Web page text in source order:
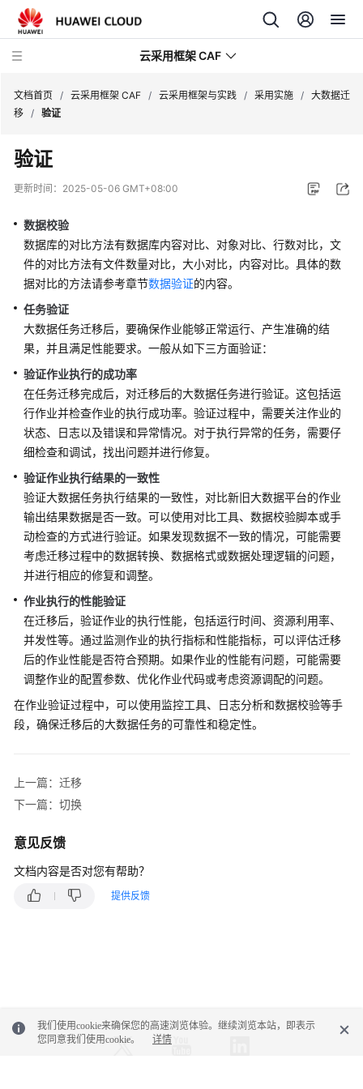
云采用框架 CAF
云
采
用
架
与
实
践
云
采
用
架
简
介
制
定
略
顶
层
规
划
调
研
估
方
计
用
实
施
团
文档首页 / 云采用框架 CAF / 云采用框架与实践 / 采用实施 / 大数据迁
移 / 验证
验证
更新时间： 2025-05-06 GMT+08:00
数据校验
数据库的对比方法有数据库内容对比、对象对比、行数对比，文
件的对比方法有文件数量对比，大小对比，内容对比。具体的数
据对比的方法请参考章节数据验证的内容。
任务验证
大数据任务迁移后，要确保作业能够正常运行、产生准确的结
果，并且满足性能要求。一般从如下三方面验证：
验证作业执行的成功率
在任务迁移完成后，对迁移后的大数据任务进行验证。这包括运
行作业并检查作业的执行成功率。验证过程中，需要关注作业的
状态、日志以及错误和异常情况。对于执行异常的任务，需要仔
细检查和调试，找出问题并进行修复。
验证作业执行结果的一致性
验证大数据任务执行结果的一致性，对比新旧大数据平台的作业
输出结果数据是否一致。可以使用对比工具、数据校验脚本或手
动检查的方式进行验证。如果发现数据不一致的情况，可能需要
考虑迁移过程中的数据转换、数据格式或数据处理逻辑的问题，
并进行相应的修复和调整。
作业执行的性能验证
在迁移后，验证作业的执行性能，包括运行时间、资源利用率、
并发性等。通过监测作业的执行指标和性能指标，可以评估迁移
后的作业性能是否符合预期。如果作业的性能有问题，可能需要
调整作业的配置参数、优化作业代码或考虑资源调配的问题。
在作业验证过程中，可以使用监控工具、日志分析和数据校验等手
段，确保迁移后的大数据任务的可靠性和稳定性。
上一篇：迁移
下一篇：切换
意见反馈
文档内容是否对您有帮助？
提供反馈
我们使用cookie来确保您的高速浏览体验。继续浏览本站，即表示
您同意我们使用cookie。
详情